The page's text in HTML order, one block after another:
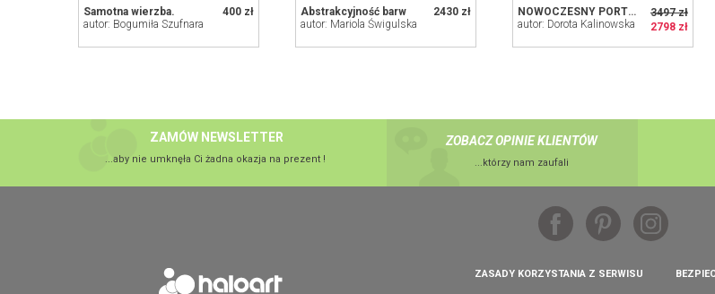
400 zł
Samotna wierzba.
autor: Bogumiła Szufnara
2430 zł
Abstrakcyjność barw
autor: Mariola Świgulska
3497 zł
2798 zł
NOWOCZESNY PORTRET - 80x125 cm KASZMIROWO ZŁOTY
autor: Dorota Kalinowska
ZAMÓW NEWSLETTER
...aby nie umknęła Ci żadna okazja na prezent !
ZOBACZ OPINIE KLIENTÓW
...którzy nam zaufali
ZASADY KORZYSTANIA Z SERWISU